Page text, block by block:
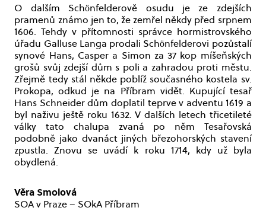
O dalším Schönfelderově osudu je ze zdejších
pramenů známo jen to, že zemřel někdy před srpnem
1606. Tehdy v přítomnosti správce hormistrovského
úřadu Galluse Langa prodali Schönfelderovi pozůstalí
synové Hans, Casper a Simon za 37 kop míšeňských
grošů svůj zdejší dům s poli a zahradou proti městu.
Zřejmě tedy stál někde poblíž současného kostela sv.
Prokopa, odkud je na Příbram vidět. Kupující tesař
Hans Schneider dům doplatil teprve v adventu 1619 a
byl naživu ještě roku 1632. V dalších letech třicetileté
války tato chalupa zvaná po něm Tesařovská
podobně jako dvanáct jiných březohorských stavení
zpustla. Znovu se uvádí k roku 1714, kdy už byla
obydlená.
Věra Smolová
SOA v Praze – SOkA Příbram